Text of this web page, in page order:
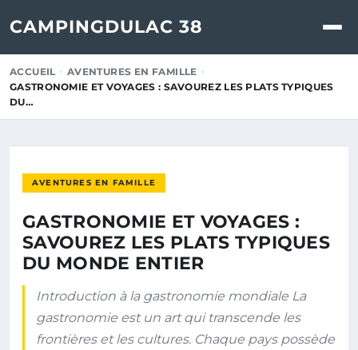
CAMPINGDULAC 38
ACCUEIL
AVENTURES EN FAMILLE
GASTRONOMIE ET VOYAGES : SAVOUREZ LES PLATS TYPIQUES
DU…
AVENTURES EN FAMILLE
GASTRONOMIE ET VOYAGES :
SAVOUREZ LES PLATS TYPIQUES
DU MONDE ENTIER
Introduction à la gastronomie mondiale La
gastronomie est un art qui transcende les
frontières et les cultures. Chaque pays possède